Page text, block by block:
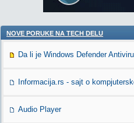
NOVE PORUKE NA TECH DELU
Da li je Windows Defender
Informacija.rs - sajt o
Audio Player